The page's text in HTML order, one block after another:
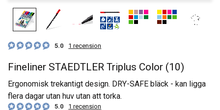
5.0 1 recension
Fineliner STAEDTLER Triplus Color (10)
Ergonomisk trekantigt design. DRY-SAFE bläck - kan ligga
flera dagar utan huv utan att torka.
5.0 1 recension